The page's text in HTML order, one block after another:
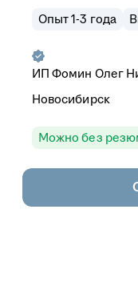
Опыт 1-3 года
ИПФомин Олег
Новосибирск
Можно без